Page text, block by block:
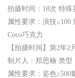
拍摄时间：18次 特殊
属性要求：演技≥100
Coco巧克力
【拍摄时间】第2年
制片人：郑思楠 类型
属性要求：姿色≥500